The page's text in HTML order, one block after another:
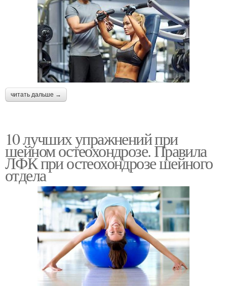
читать дальше →
10 лучших упражнений при
шейном остеохондрозе. Правила
ЛФК при остеохондрозе шейного
отдела